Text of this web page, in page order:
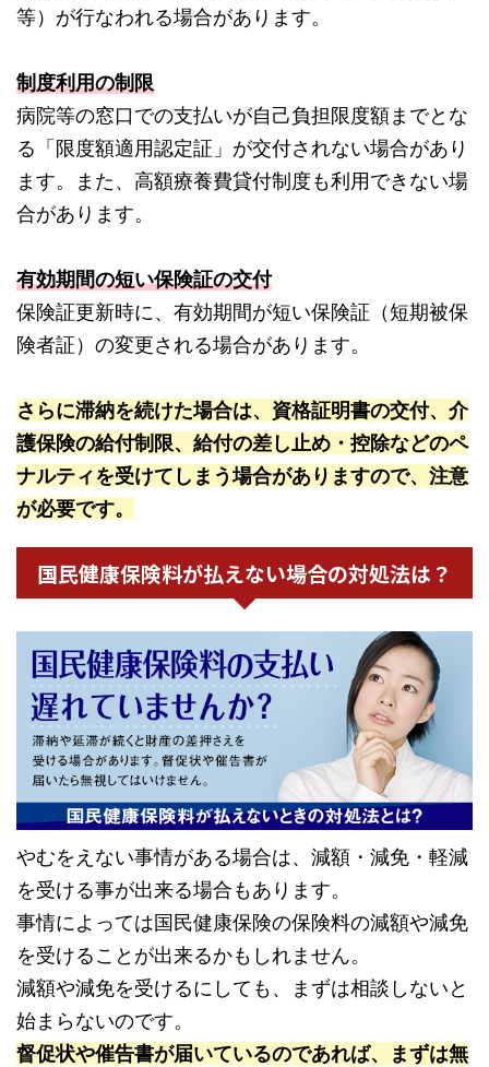
等）が行なわれる場合があります。
制度利用の制限
病院等の窓口での支払いが自己負担限度額までとな
る「限度額適用認定証」が交付されない場合があり
ます。また、高額療養費貸付制度も利用できない場
合があります。
有効期間の短い保険証の交付
保険証更新時に、有効期間が短い保険証（短期被保
険者証）の変更される場合があります。
さらに滞納を続けた場合は、資格証明書の交付、介
護保険の給付制限、給付の差し止め・控除などのペ
ナルティを受けてしまう場合がありますので、注意
が必要です。
国民健康保険料が払えない場合の対処法は？
やむをえない事情がある場合は、減額・減免・軽減
を受ける事が出来る場合もあります。
事情によっては国民健康保険の保険料の減額や減免
を受けることが出来るかもしれません。
減額や減免を受けるにしても、まずは相談しないと
始まらないのです。
督促状や催告書が届いているのであれば、まずは無